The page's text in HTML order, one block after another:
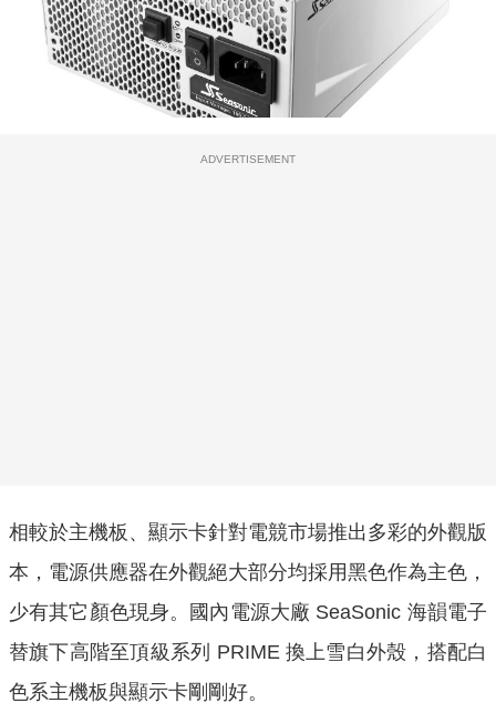
ADVERTISEMENT
相較於主機板、顯示卡針對電競市場推出多彩的外觀版
本，電源供應器在外觀絕大部分均採用黑色作為主色，
少有其它顏色現身。國內電源大廠 SeaSonic 海韻電子
替旗下高階至頂級系列 PRIME 換上雪白外殼，搭配白
色系主機板與顯示卡剛剛好。